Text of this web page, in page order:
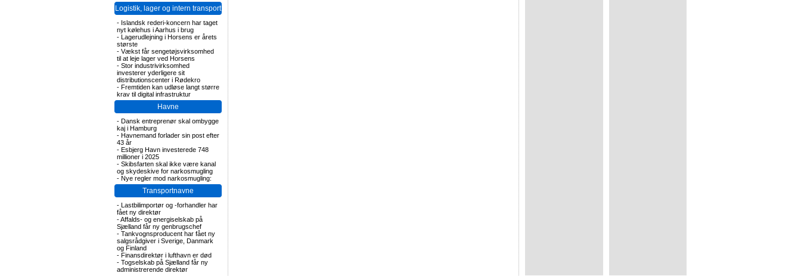
Logistik, lager og intern transport
- Islandsk rederi-koncern har taget
nyt kølehus i Aarhus i brug
- Lagerudlejning i Horsens er årets
største
- Vækst får sengetøjsvirksomhed
til at leje lager ved Horsens
- Stor industrivirksomhed
investerer yderligere sit
distributionscenter i Rødekro
- Fremtiden kan udløse langt større
krav til digital infrastruktur
Havne
- Dansk entreprenør skal ombygge
kaj i Hamburg
- Havnemand forlader sin post efter
43 år
- Esbjerg Havn investerede 748
millioner i 2025
- Skibsfarten skal ikke være kanal
og skydeskive for narkosmugling
- Nye regler mod narkosmugling:
Transportnavne
- Lastbilimportør og -forhandler har
fået ny direktør
-Affalds- og energiselskab på
Sjælland får ny genbrugschef
- Tankvognsproducent har fået ny
salgsrådgiver i Sverige, Danmark
og Finland
- Finansdirektør i lufthavn er død
- Togselskab på Sjælland får ny
administrerende direktør